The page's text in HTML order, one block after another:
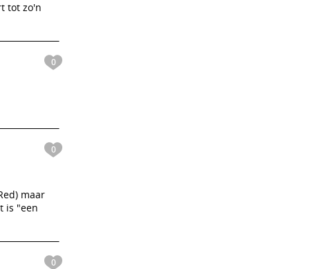
tot zo'n
0
0
maar
is "een
0